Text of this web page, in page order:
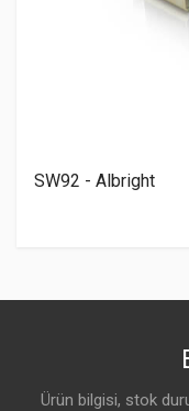
SW92 - Albright
Ürün bilgisi, stok